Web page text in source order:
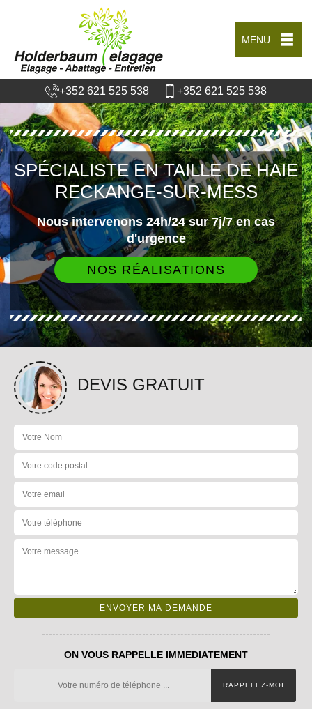
MENU
+352 621 525 538 +352 621 525 538
SPÉCIALISTE EN TAILLE DE HAIE
RECKANGE-SUR-MESS
Nous intervenons 24h/24 sur 7j/7 en cas
d'urgence
NOS RÉALISATIONS
DEVIS GRATUIT
ON VOUS RAPPELLE IMMEDIATEMENT